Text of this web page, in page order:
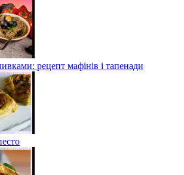
рецепт мафінів і тапенади